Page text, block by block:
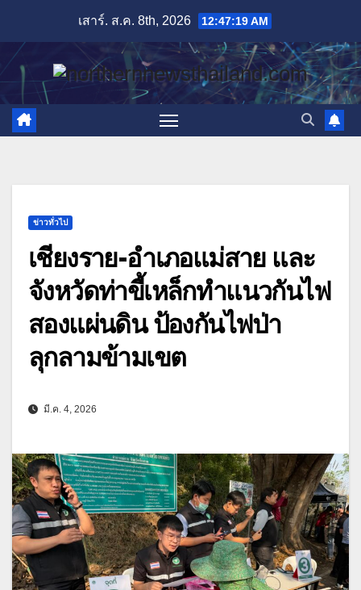
content
เสาร์. ส.ค. 8th, 2026 12:47:20 AM
ข่าวทั่วไป
เชียงราย-อำเภอแม่สาย และ
จังหวัดท่าขี้เหล็กทำแนวกันไฟ
สองแผ่นดิน ป้องกันไฟป่า
ลุกลามข้ามเขต
มี.ค. 4, 2026